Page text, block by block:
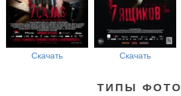
Скачать Скачать
ТИПЫ ФОТО